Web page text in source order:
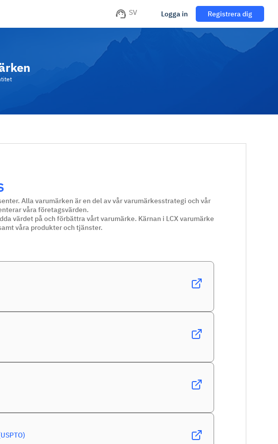
SV Logga in Registrera dig
Alla varumärken är en del av vår varumärkesstrategi och vår
våra företagsvärden.
värdet på och förbättra vårt varumärke. Kärnan i LCX varumärke
våra produkter och tjänster.